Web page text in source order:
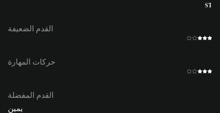
ST
القدم الضعيفة
حركات المهارة
القدم المفضلة
يمين